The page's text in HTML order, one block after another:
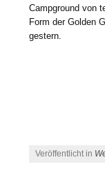
Campground von
Form der Golden
gestern.
Veröffentlicht in